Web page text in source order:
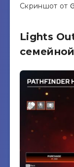
Скриншот от
Lights